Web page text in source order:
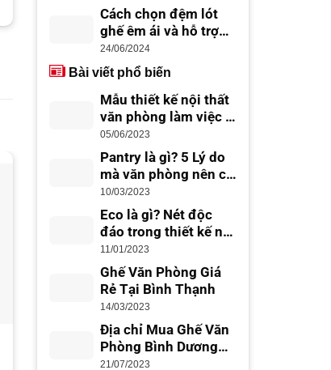
Bàn họp 3m6 MT3015 Bàn họp 2m4 BG04-
Cách chọn đệm lót
ghế êm ái và hỗ trợ
lưng tốt
24/06/2024
Bài viết phổ biến
Mẫu thiết kế nội thất
văn phòng làm việc –
thiết kế văn phòng
đẹp, chuyên nghiệp
05/06/2023
Pantry là gì? 5 Lý do
mà văn phòng nên có
Office Pantry
10/03/2023
Eco là gì? Nét độc
đáo trong thiết kế nội
thất Eco
11/01/2023
Ghế Văn Phòng Giá
Rẻ Tại Bình Thạnh
14/03/2023
Địa chỉ Mua Ghế Văn
Phòng Bình Dương
Giá Rẻ, Uy Tín
21/07/2023